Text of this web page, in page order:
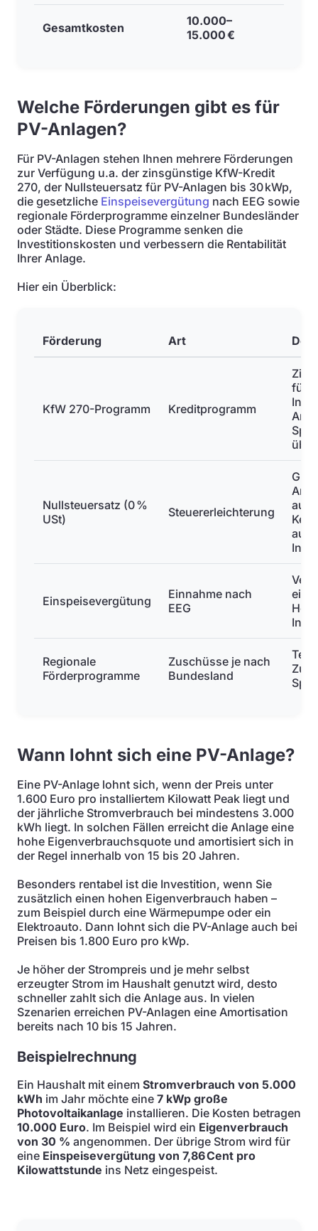
Gesamtkosten
10.000–
15.000 €
Welche Förderungen gibt es für
PV-Anlagen?
Für PV-Anlagen stehen Ihnen mehrere Förderungen
zur Verfügung u.a. der zinsgünstige KfW-Kredit
270, der Nullsteuersatz für PV-Anlagen bis 30 kWp,
die gesetzliche Einspeisevergütung nach EEG sowie
regionale Förderprogramme einzelner Bundesländer
oder Städte. Diese Programme senken die
Investitionskosten und verbessern die Rentabilität
Ihrer Anlage.
Hier ein Überblick:
Förderung Art
KfW 270-Programm Kreditprogramm
für
Nullsteuersatz (0 %
USt)
Steuererleichterung
Gilt
auf
auf
Einspeisevergütung
Einnahme nach
EEG
Regionale
Förderprogramme
Zuschüsse je nach
Bundesland
Wann lohnt sich eine PV-Anlage?
Eine PV-Anlage lohnt sich, wenn der Preis unter
1.600 Euro pro installiertem Kilowatt Peak liegt und
der jährliche Stromverbrauch bei mindestens 3.000
kWh liegt. In solchen Fällen erreicht die Anlage eine
hohe Eigenverbrauchsquote und amortisiert sich in
der Regel innerhalb von 15 bis 20 Jahren.
Besonders rentabel ist die Investition, wenn Sie
zusätzlich einen hohen Eigenverbrauch haben –
zum Beispiel durch eine Wärmepumpe oder ein
Elektroauto. Dann lohnt sich die PV-Anlage auch bei
Preisen bis 1.800 Euro pro kWp.
Je höher der Strompreis und je mehr selbst
erzeugter Strom im Haushalt genutzt wird, desto
schneller zahlt sich die Anlage aus. In vielen
Szenarien erreichen PV-Anlagen eine Amortisation
bereits nach 10 bis 15 Jahren.
Beispielrechnung
Ein Haushalt mit einem Stromverbrauch von 5.000
kWh im Jahr möchte eine 7 kWp große
Photovoltaikanlage installieren. Die Kosten betragen
10.000 Euro. Im Beispiel wird ein Eigenverbrauch
von 30 % angenommen. Der übrige Strom wird für
eine Einspeisevergütung von 7,86 Cent pro
Kilowattstunde ins Netz eingespeist.